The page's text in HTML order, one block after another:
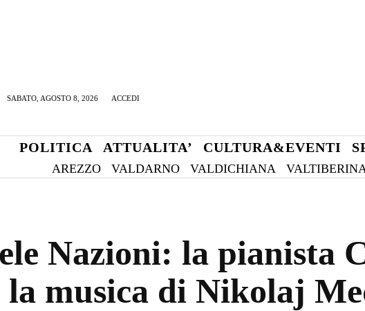
SABATO, AGOSTO 8, 2026 ACCEDI
POLITICA ATTUALITA’ CULTURA&EVENTI
AREZZO VALDARNO VALDICHIANA
Nazioni: la pianista
musica di Nikolaj